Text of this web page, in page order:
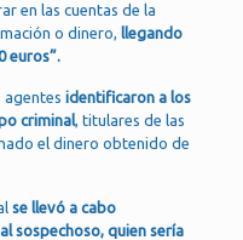
en las cuentas de la
o dinero, llegando
euros”.
agentes identificaron a los
criminal, titulares de las
el dinero obtenido de
se llevó a cabo
sospechoso, quien sería